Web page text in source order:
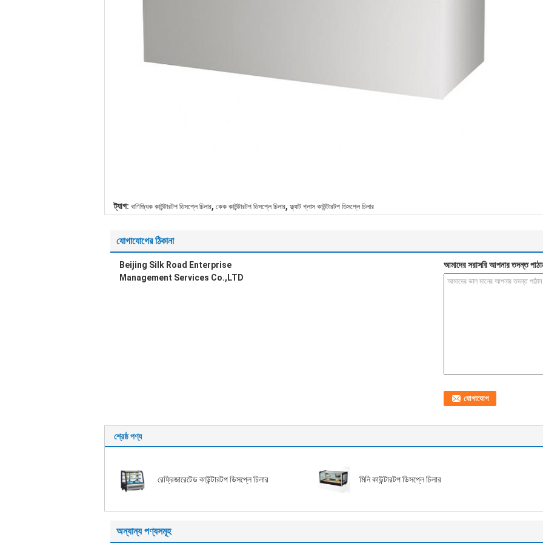
ট্যাগ: বাণিজ্যিক কাউন্টারটপ ডিসপ্লে চিলার, কেক কাউন্টারটপ ডিসপ্লে চিলার, ফ্ল্যাট গ্লাস কাউন্টারটপ ডিসপ্লে চিলার
যোগাযোগের ঠিকানা
Beijing Silk Road Enterprise
Management Services Co.,LTD
আমাদের সরাসরি আপনার তদন্ত
শ্রেষ্ঠ পণ্য
রেফ্রিজারেটেড কাউন্টারটপ ডিসপ্লে চিলার মিনি কাউন্টারটপ ডিসপ্লে চিলার
অন্যান্য পণ্যসমূহ